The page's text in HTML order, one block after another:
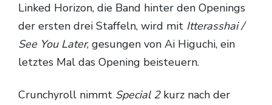
Linked Horizon, die Band hinter den Openings
der ersten drei Staffeln, wird mit Itterasshai /
See You Later, gesungen von Ai Higuchi, ein
letztes Mal das Opening beisteuern.
Crunchyroll nimmt Special 2kurz nach der